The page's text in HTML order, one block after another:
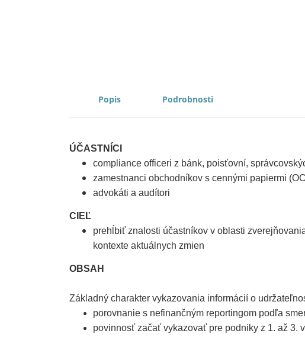
DESCRIPTION PROPERTIES
ÚČASTNÍCI
compliance officeri z bánk, poisťovní,
zamestnanci obchodníkov s cennými papiermi
advokáti a audítori
CIEĽ
prehĺbiť znalosti účastníkov v oblasti
kontexte aktuálnych zmien
OBSAH
Základný charakter vykazovania informácií o
porovnanie s nefinančným reportingom podľa
povinnosť začať vykazovať pre podniky z 1. až 3.